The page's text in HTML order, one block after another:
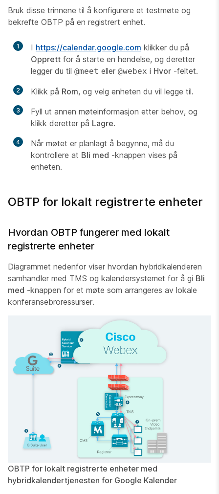
Bruk disse trinnene til å konfigurere et testmøte og
bekrefte OBTP på en registrert enhet.
1 I https://calendar.google.com klikker du på
Opprett for å starte en hendelse, og deretter
legger du til @meet eller @webex i Hvor -feltet.
2 Klikk på Rom, og velg enheten du vil legge til.
3
Fyll ut annen møteinformasjon etter behov, og
klikk deretter på Lagre.
4
Når møtet er planlagt å begynne, må du
kontrollere at Bli med -knappen vises på
enheten.
OBTP for lokalt registrerte enheter
Hvordan OBTP fungerer med lokalt
registrerte enheter
Diagrammet nedenfor viser hvordan hybridkalenderen
samhandler med TMS og kalendersystemet for å gi Bli
med -knappen for et møte som arrangeres av lokale
konferansebroressurser.
OBTP for lokalt registrerte enheter med
hybridkalendertjenesten for Google Kalender